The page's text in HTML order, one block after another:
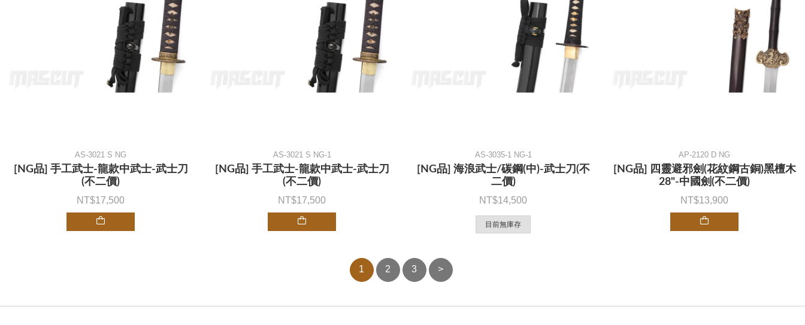
AS-3021 S NG
[NG品] 手工武士-龍款中武士-武士刀
(不二價)
17,500
AS-3021 S NG-1
[NG品] 手工武士-龍款中武士-武士刀
(不二價)
17,500
AS-3035-1 NG-1
[NG品] 海浪武士/碳鋼(中)-武士刀(不
二價)
14,500
目前無庫存
AP-2120 D NG
[NG品] 四靈避邪劍(花紋鋼古銅)黑檀木
28"-中國劍(不二價)
13,900
1 2 3 >